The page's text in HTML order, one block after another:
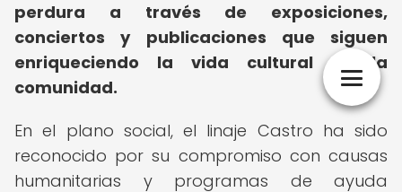
perdura a través de exposiciones,
conciertos y publicaciones que siguen
enriqueciendo la vida cultural de la
comunidad.
En el plano social, el linaje Castro ha sido
reconocido por su compromiso con causas
humanitarias y programas de ayuda